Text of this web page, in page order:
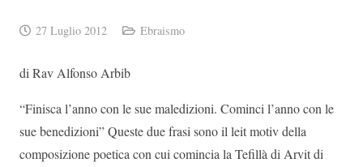
27 Luglio 2012 Ebraismo
di Rav Alfonso Arbib
“Finisca l’anno con le sue maledizioni. Cominci l’anno con le
sue benedizioni” Queste due frasi sono il leit motiv della
composizione poetica con cui comincia la Tefillà di Arvit di